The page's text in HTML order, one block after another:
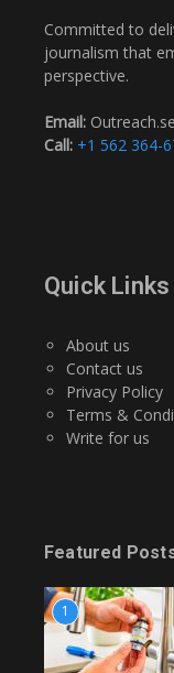
Committed to
journalism that
perspective.
Email:
Call: +1 562 364-
Quick Links
About us
Contact us
Privacy Policy
Terms &
Write for us
Featured
1